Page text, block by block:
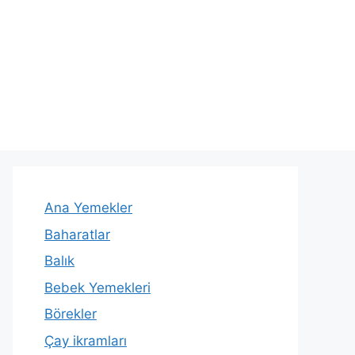
Ana Yemekler
Baharatlar
Balık
Bebek Yemekleri
Börekler
Çay ikramları